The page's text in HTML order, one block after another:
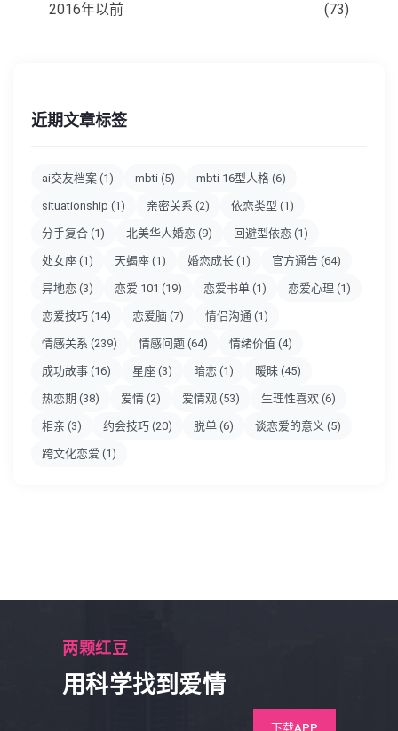
2016年以前 (73)
近期文章标签
ai交友档案 (1) mbti (5) mbti 16型人格 (6)
situationship (1) 亲密关系 (2) 依恋类型 (1)
分手复合 (1) 北美华人婚恋 (9) 回避型依恋 (1)
处女座 (1) 天蝎座 (1) 婚恋成长 (1) 官方通告 (64)
异地恋 (3) 恋爱 101 (19) 恋爱书单 (1) 恋爱心理 (1)
恋爱技巧 (14) 恋爱脑 (7) 情侣沟通 (1)
情感关系 (239) 情感问题 (64) 情绪价值 (4)
成功故事 (16) 星座 (3) 暗恋 (1) 暧昧 (45)
热恋期 (38) 爱情 (2) 爱情观 (53) 生理性喜欢 (6)
相亲 (3) 约会技巧 (20) 脱单 (6) 谈恋爱的意义 (5)
跨文化恋爱 (1)
两颗红豆
用科学找到爱情
下载APP